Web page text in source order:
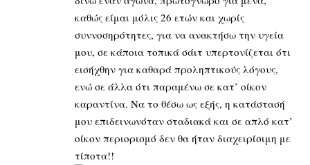
καθώς είμαι μόλις 26 ετών και χωρίς
συννοσηρότητες, για να ανακτήσω την υγεία
μου, σε κάποια τοπικά σάιτ υπερτονίζεται ότι
εισήχθην για καθαρά προληπτικούς λόγους,
ενώ σε άλλα ότι παραμένω σε κατ’ οίκον
καραντίνα. Να το θέσω ως εξής, η κατάστασή
μου επιδεινωνόταν σταδιακά και σε απλό κατ’
οίκον περιορισμό δεν θα ήταν διαχειρίσιμη με
τίποτα!!